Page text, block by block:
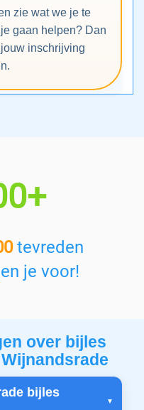
zie wat we je te
gaan helpen? Dan
inschrijving
tevreden
je voor!
over bijles
bijles